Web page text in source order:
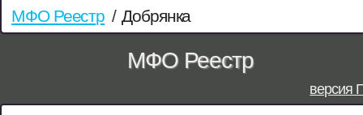
МФО Реестр / Добрянка
МФО Реестр
версия